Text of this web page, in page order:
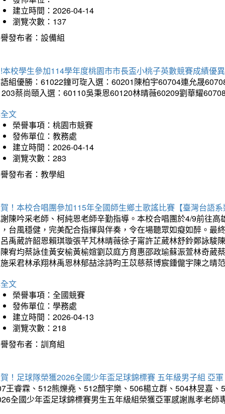
建立時間：2026-04-14
瀏覽次數：137
發布者：設備組
本校學生參加114學年度桃園市市長盃小桃子英數競賽成績優
組優勝：61022鐘可琁入選：60201陳柏宇60704連允晟
蔡尚頤入選：60110吳秉恩60120林晴薇60209劉華耀
文
榮譽事項：桃園市競賽
發佈單位：教務處
建立時間：2026-04-14
瀏覽次數：283
發布者：教學組
！本校合唱團參加115年全國師生鄉土歌謠比賽【臺灣台語
陳吟采老師、柯純恩老師辛勤指導。本校合唱團於4/9前往
台風穩健，完美配合指揮與伴奏，令在場聽眾如癡如醉。最
禹葳許韶恩賴琪璇張芊芃林晴薇徐子甯許芷葳林舒鈴鄭詠駿
宥均蔡詠佳黃安榆黃榆媗劉苡庭方育惠邵政瑜蘇浱萱林奇葳
采君林承翔林禹恩林郁喆涂詩昀王苡慈蔡博宸鍾儱宇陳之晴
文
榮譽事項：全國競賽
發佈單位：學務處
建立時間：2026-04-13
瀏覽次數：218
發布者：訓育組
！足球隊榮獲2026全國少年盃足球錦標賽 五年級男子組 亞軍
王睿霖、512熊爍堯、512顏宇樂、506楊立群、504林昱嘉
全國少年盃足球錦標賽男生五年級組榮獲亞軍感謝胤孝老師